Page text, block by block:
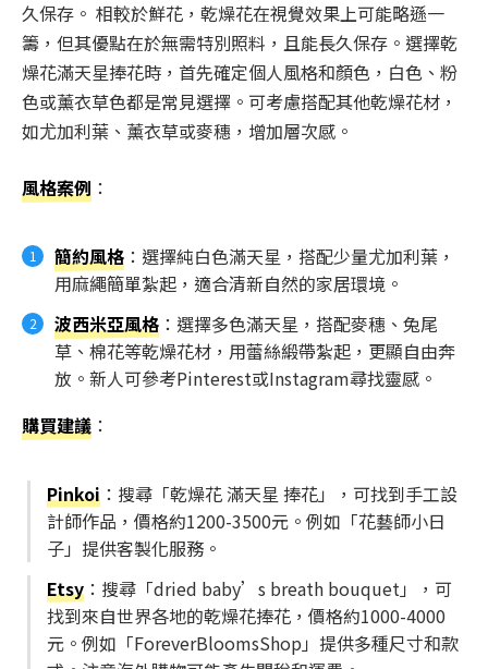
久保存。 相較於鮮花，乾燥花在視覺效果上可能略遜一
籌，但其優點在於無需特別照料，且能長久保存。選擇乾
燥花滿天星捧花時，首先確定個人風格和顏色，白色、粉
色或薰衣草色都是常見選擇。可考慮搭配其他乾燥花材，
如尤加利葉、薰衣草或麥穗，增加層次感。
風格案例 ：
簡約風格 ：選擇純白色滿天星，搭配少量尤加利葉，
用麻繩簡單紮起，適合清新自然的家居環境。
波西米亞風格 ：選擇多色滿天星，搭配麥穗、兔尾
草、棉花等乾燥花材，用蕾絲緞帶紮起，更顯自由奔
放。新人可參考Pinterest或Instagram尋找靈感。
購買建議 ：
Pinkoi ：搜尋「乾燥花 滿天星 捧花」，可找到手工設
計師作品，價格約1200-3500元。例如「花藝師小日
子」提供客製化服務。
Etsy ：搜尋「dried baby’s breath bouquet」，可
找到來自世界各地的乾燥花捧花，價格約1000-4000
元。例如「ForeverBloomsShop」提供多種尺寸和款